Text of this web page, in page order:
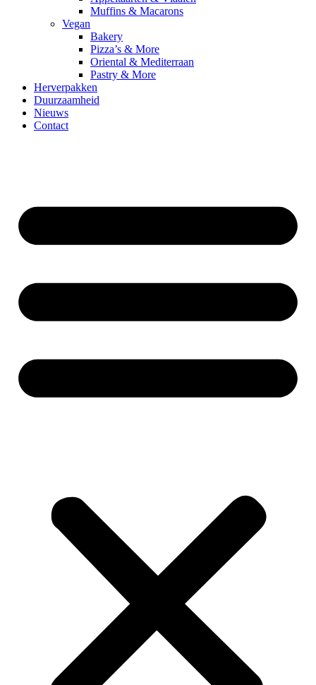
Muffins & Macarons
Vegan
Bakery
Pizza’s & More
Oriental & Mediterraan
Pastry & More
Herverpakken
Duurzaamheid
Nieuws
Contact